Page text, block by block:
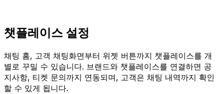
챗플레이스 설정
채팅 홈, 고객 채팅화면부터 위젯 버튼까지 챗플레이스를 개
별로 꾸밀 수 있습니다. 브랜드와 챗플레이스를 연결하면 공
지사항, 티켓 문의까지 연동되며, 고객은 채팅 내역까지 확인
할 수 있게 됩니다.